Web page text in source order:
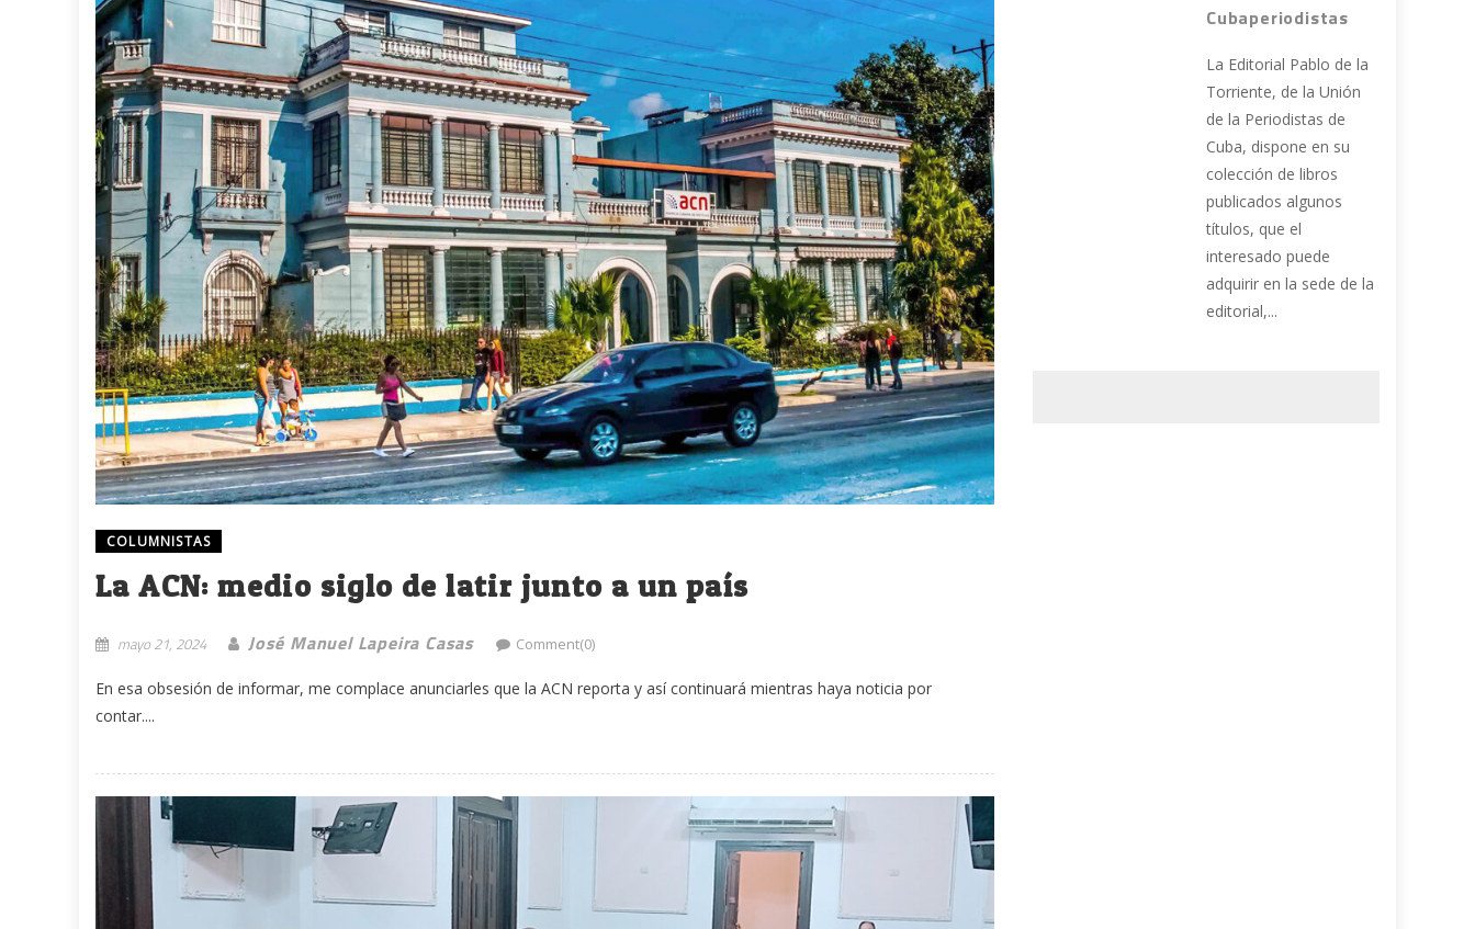
COLUMNISTAS
La ACN: medio siglo de latir junto a un país
mayo 21, 2024 José Manuel Lapeira Casas Comment(0)
En esa obsesión de informar, me complace anunciarles que la ACN reporta y así continuará mientras haya noticia por
contar....
Cubaperiodistas
La Editorial Pablo de la
Torriente, de la Unión
de la Periodistas de
Cuba, dispone en su
colección de libros
publicados algunos
títulos, que el
interesado puede
adquirir en la sede de la
editorial,...